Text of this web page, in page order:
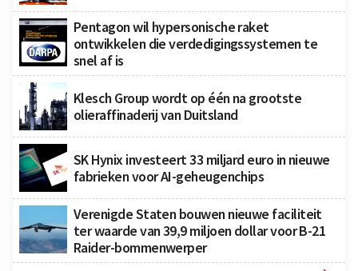
Pentagon wil hypersonische raket
ontwikkelen die verdedigingssystemen te
snel af is
Klesch Group wordt op één na grootste
olieraffinaderij van Duitsland
SK Hynix investeert 33 miljard euro in nieuwe
fabrieken voor AI-geheugenchips
Verenigde Staten bouwen nieuwe faciliteit
ter waarde van 39,9 miljoen dollar voor B-21
Raider-bommenwerper